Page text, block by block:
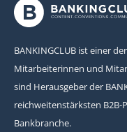
BANKINGCLUB ist einer
Mitarbeiterinnen und
sind Herausgeber der
reichweitenstärksten
Bankbranche.